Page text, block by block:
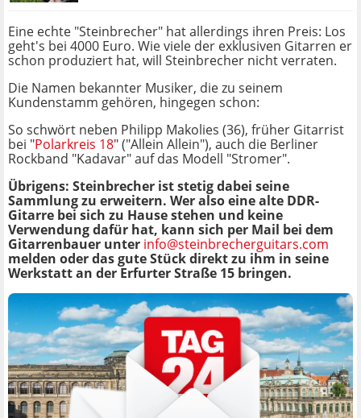
Eine echte "Steinbrecher" hat allerdings ihren Preis: Los
geht's bei 4000 Euro. Wie viele der exklusiven Gitarren er
schon produziert hat, will Steinbrecher nicht verraten.
Die Namen bekannter Musiker, die zu seinem
Kundenstamm gehören, hingegen schon:
So schwört neben Philipp Makolies (36), früher Gitarrist
bei "Polarkreis 18" ("Allein Allein"), auch die Berliner
Rockband "Kadavar" auf das Modell "Stromer".
Übrigens: Steinbrecher ist stetig dabei seine
Sammlung zu erweitern. Wer also eine alte DDR-
Gitarre bei sich zu Hause stehen und keine
Verwendung dafür hat, kann sich per Mail bei dem
Gitarrenbauer unter info@steinbrecherguitars.com
melden oder das gute Stück direkt zu ihm in seine
Werkstatt an der Erfurter Straße 15 bringen.